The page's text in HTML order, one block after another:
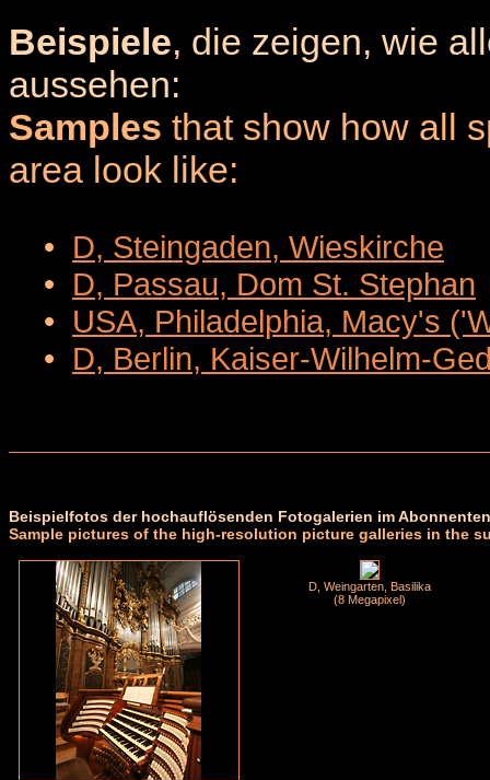
Beispiele, die zeigen, wie
aussehen:
Samples that show how all
area look like:
• D, Steingaden, Wieskirche
• D, Passau, Dom St. Stephan
• USA, Philadelphia, Macy's
• D, Berlin, Kaiser-Wilhelm-
Beispielfotos der hochauflösenden Fotogalerien im
Sample pictures of the high-resolution picture galleries in the
D, Weingarten, Basilika
(8 Megapixel)